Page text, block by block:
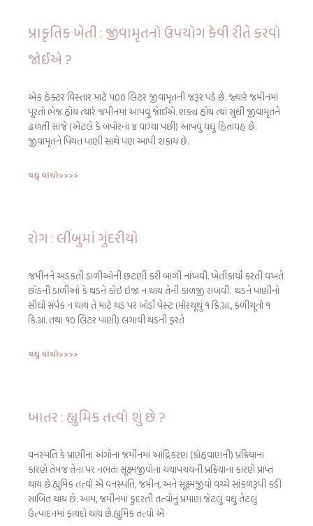
પ્રાકૃતિક ખેતી : જીવામૃતનો ઉપયોગ કેવી રીતે કરવો
જોઈએ ?
એક હેક્ટર વિસ્તાર માટે ૫૦૦ લિટર જીવામૃતની જરૂર પડે છે. જ્યારે જમીનમાં
પૂરતો ભેજ હોય ત્યારે જમીનમાં આપવું જાેઈએ. શક્ય હોય ત્યાં સુધી જીવામૃતને
ઢળતી સાંજે (એટલે કે બપોરના ૪ વાગ્યા પછી) આપવું વધુ હિતાવહ છે.
જીવામૃતને પિયત પાણી સાથે પણ આપી શકાય છે.
વધુ વાંચો>>>>
રોગ : લીંબુમાં ગુંદરીયો
જમીનને અડકતી ડાળીઓની છટણી કરી બાળી નાંખવી. ખેતીકાર્યો કરતી વખતે
છોડની ડાળીઓ કે થડને કોઇ ઇજા ન થાય તેની કાળજી રાખવી. થડને પાણીનો
સીધો સંર્પક ન થાય તે માટે થડ પર બોર્ડો પેસ્ટ (મોરથૂથું ૧ કિ.ગ્રા., કળીચૂનો ૧
કિ.ગ્રા. તથા ૧૦ લિટર પાણી) લગાવી થડની ફરતે
વધુ વાંચો>>>>
ખાતર : હ્યુમિક તત્વો શું છે ?
વનસ્પતિ કે પ્રાણીના અંગોના જમીનમાં આંદ્રિકરણ (કોહવાણની) પ્રક્રિયાના
કારણે તેમજ તેના પર નભતા સૂક્ષ્મજીવોના ચયાપચયની પ્રક્રિયાના કારણે પ્રાપ્ત
થાય છે.હ્યુમિક તત્વો એ વનસ્પતિ, જમીન, અને સૂક્ષ્મજીવો વચ્ચે સાંકળરૂપી કડી
સાબિત થાય છે. આમ, જમીનમાં કુદરતી તત્વોનું પ્રમાણ જેટલું વધુ તેટલું
ઉત્પાદનમાં ફાયદો થાય છે.હ્યુમિક તત્વો એ